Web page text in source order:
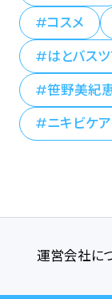
コスメ
はとバス
笹野美紀
ニキビケ
運営会社に